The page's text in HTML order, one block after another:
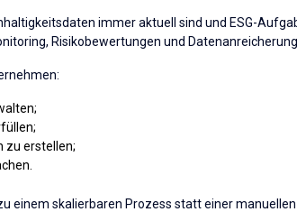
immer aktuell sind und ESG-
Risikobewertungen und Datenanreicherung.
zu erstellen;
einem skalierbaren Prozess statt einer manuellen